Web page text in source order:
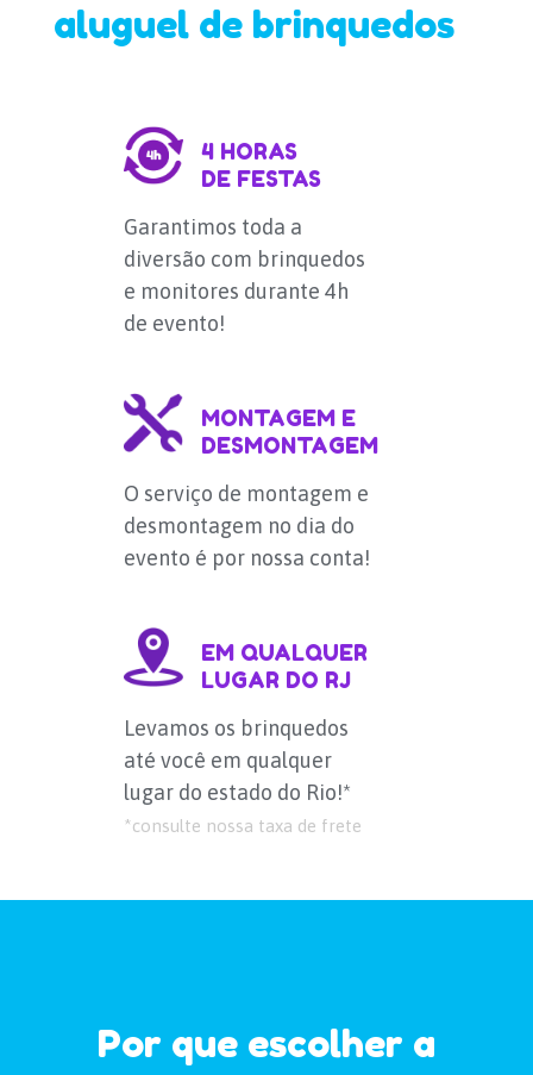
aluguel de brinquedos
4 HORAS
DE FESTAS
Garantimos toda a
diversão com brinquedos
e monitores durante 4h
de evento!
MONTAGEM E
DESMONTAGEM
O serviço de montagem e
desmontagem no dia do
evento é por nossa conta!
EM QUALQUER
LUGAR DO RJ
Levamos os brinquedos
até você em qualquer
lugar do estado do Rio!*
*consulte nossa taxa de frete
Por que escolher a